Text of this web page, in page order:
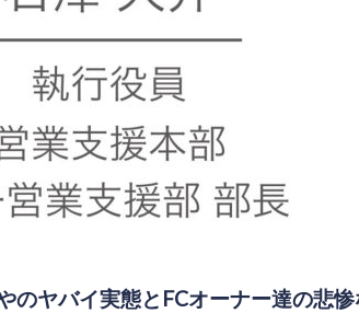
のヤバイ実態とFCオーナー達の悲